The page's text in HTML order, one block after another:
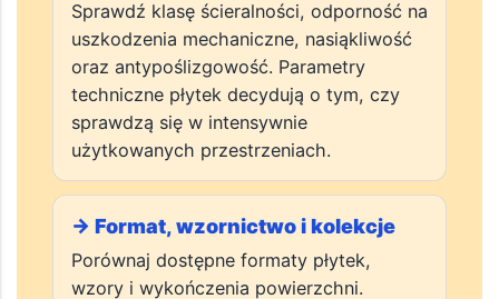
→ Trwałość i parametry
techniczne
Sprawdź klasę ścieralności, odporność na
uszkodzenia mechaniczne, nasiąkliwość
oraz antypoślizgowość. Parametry
techniczne płytek decydują o tym, czy
użytkowanych przestrzeniach.